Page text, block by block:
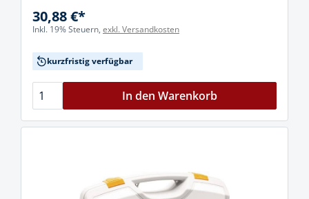
30,88 €*
Inkl. 19% Steuern, exkl. Versandkosten
kurzfristig verfügbar
In den Warenkorb